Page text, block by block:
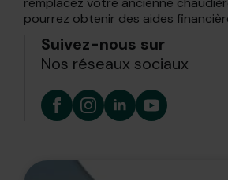
pourrez obtenir des aides
Suivez-nous sur
Nos réseaux sociaux